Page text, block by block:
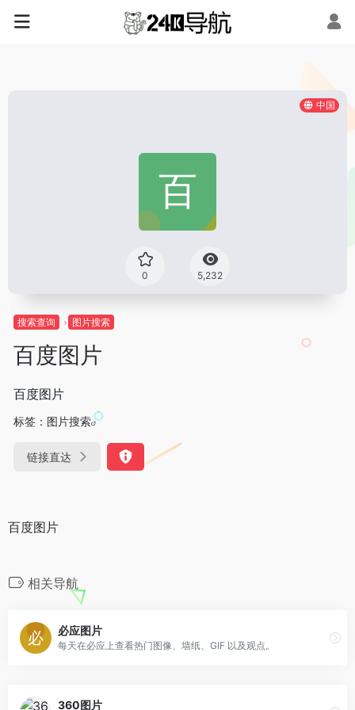
中国
0 5,232
搜索查询 图片搜索
百度图片
百度图片
标签： 图片搜索
链接直达
百度图片
相关导航
必应图片
每天在必应上查看热门图像、墙纸、GIF 以及观点。
360图片